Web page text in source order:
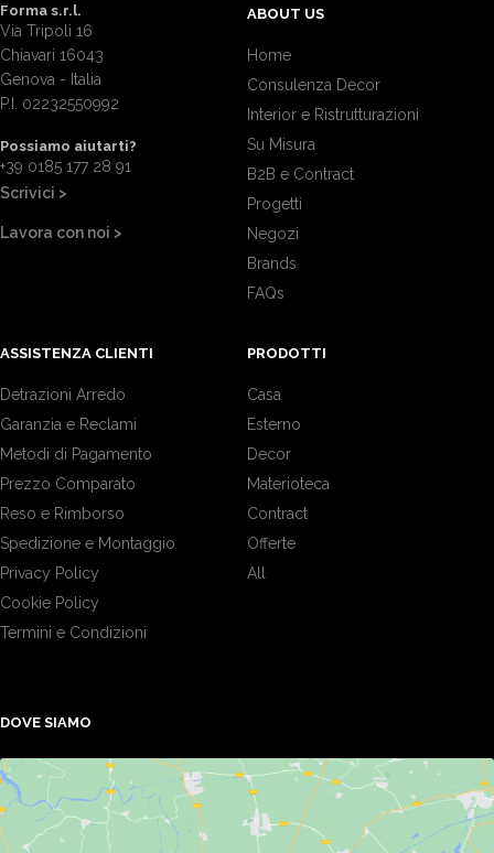
Forma s.r.l.
Via Tripoli 16
Chiavari 16043
Genova - Italia
P.I. 02232550992
Possiamo aiutarti?
+39 0185 177 28 91
Scrivici >
Lavora con noi >
ABOUT US
Home
Consulenza Decor
Interior e Ristrutturazioni
Su Misura
B2B e Contract
Progetti
Negozi
Brands
FAQs
ASSISTENZA CLIENTI
Detrazioni Arredo
Garanzia e Reclami
Metodi di Pagamento
Prezzo Comparato
Reso e Rimborso
Spedizione e Montaggio
Privacy Policy
Cookie Policy
Termini e Condizioni
PRODOTTI
Casa
Esterno
Decor
Materioteca
Contract
Offerte
All
DOVE SIAMO